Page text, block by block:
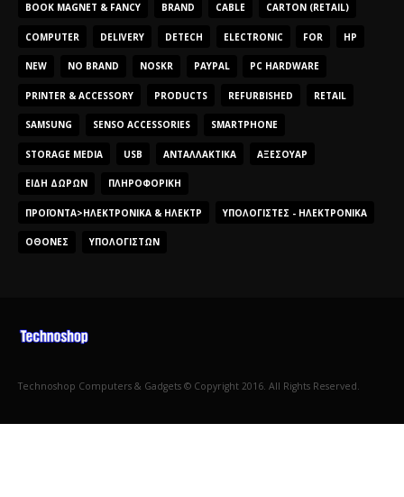
BOOK MAGNET & FANCY BRAND CABLE CARTON (RETAIL)
COMPUTER DELIVERY DETECH ELECTRONIC FOR HP
NEW NO BRAND NOSKR PAYPAL PC HARDWARE
PRINTER & ACCESSORY PRODUCTS REFURBISHED RETAIL
SAMSUNG SENSO ACCESSORIES SMARTPHONE
STORAGE MEDIA USB ΑΝΤΑΛΛΑΚΤΙΚΆ ΑΞΕΣΟΥΆΡ
ΕΊΔΗ ΔΏΡΩΝ ΠΛΗΡΟΦΟΡΙΚΉ
ΠΡΟΪΌΝΤΑ>ΗΛΕΚΤΡΟΝΙΚΆ & ΗΛΕΚΤΡ ΥΠΟΛΟΓΙΣΤΈΣ - ΗΛΕΚΤΡΟΝΙΚΆ
ΟΘΌΝΕΣ ΥΠΟΛΟΓΙΣΤΏΝ
Technoshop Computers & Gadgets © Copyright 2016. All Rights Reserved.